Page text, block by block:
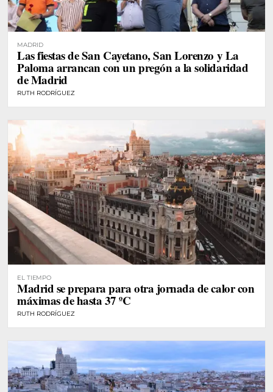
MADRID
Las fiestas de San Cayetano, San Lorenzo y La
Paloma arrancan con un pregón a la solidaridad
de Madrid
RUTH RODRÍGUEZ
EL TIEMPO
Madrid se prepara para otra jornada de calor con
máximas de hasta 37 ºC
RUTH RODRÍGUEZ